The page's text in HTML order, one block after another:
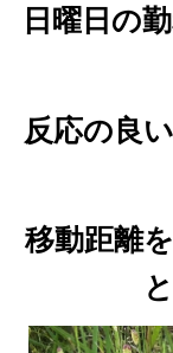
日曜日の
反応の良
移動距離